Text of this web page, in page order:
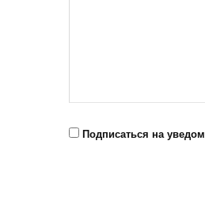
Подписаться на